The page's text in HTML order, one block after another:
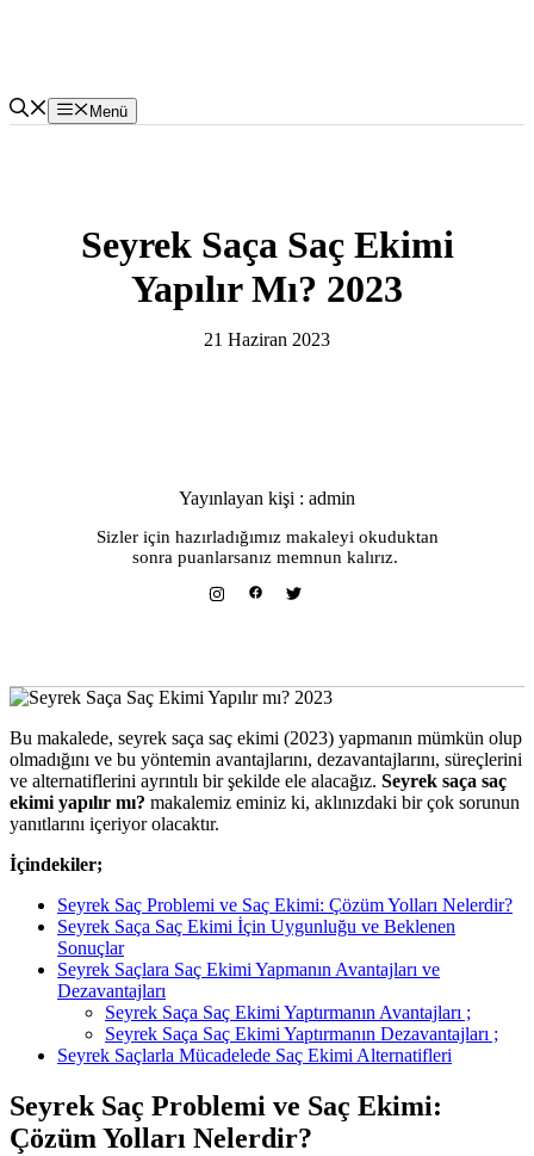
Menü
Seyrek Saça Saç Ekimi
Yapılır Mı? 2023
21 Haziran 2023
Yayınlayan kişi : admin
Sizler için hazırladığımız makaleyi okuduktan
sonra puanlarsanız memnun kalırız.
Bu makalede, seyrek saça saç ekimi (2023) yapmanın mümkün olup
olmadığını ve bu yöntemin avantajlarını, dezavantajlarını, süreçlerini
ve alternatiflerini ayrıntılı bir şekilde ele alacağız. Seyrek saça saç
ekimi yapılır mı? makalemiz eminiz ki, aklınızdaki bir çok sorunun
yanıtlarını içeriyor olacaktır.
İçindekiler;
Seyrek Saç Problemi ve Saç Ekimi: Çözüm Yolları Nelerdir?
Seyrek Saça Saç Ekimi İçin Uygunluğu ve Beklenen
Sonuçlar
Seyrek Saçlara Saç Ekimi Yapmanın Avantajları ve
Dezavantajları
Seyrek Saça Saç Ekimi Yaptırmanın Avantajları ;
Seyrek Saça Saç Ekimi Yaptırmanın Dezavantajları ;
Seyrek Saçlarla Mücadelede Saç Ekimi Alternatifleri
Seyrek Saç Problemi ve Saç Ekimi:
Çözüm Yolları Nelerdir?